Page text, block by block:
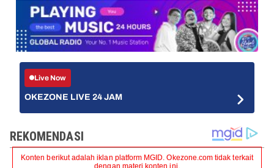
Live Now
OKEZONE LIVE 24 JAM